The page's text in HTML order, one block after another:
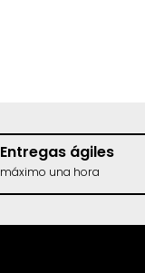
Entregas ágiles
máximo una hora